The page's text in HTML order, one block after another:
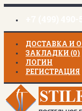
ДОСТАВКА И
ЗАКЛАДКИ (0)
ЛОГИН
РЕГИСТРАЦИЯ